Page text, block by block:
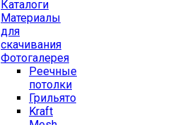
Каталоги
Материалы
для
скачивания
Фотогалерея
Реечные
потолки
Грильято
Kraft